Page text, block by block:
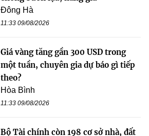
Đông Hà
11:33 09/08/2026
Giá vàng tăng gần 300 USD trong
một tuần, chuyên gia dự báo gì tiếp
theo?
Hòa Bình
11:33 09/08/2026
Bộ Tài chính còn 198 cơ sở nhà, đất